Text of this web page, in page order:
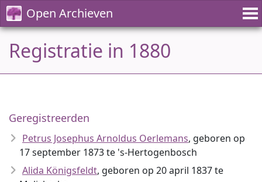
Open Archieven
Registratie in 1880
Geregistreerden
Petrus Josephus Arnoldus Oerlemans, geboren op
17 september 1873 te 's-Hertogenbosch
Alida Königsfeldt, geboren op 20 april 1837 te